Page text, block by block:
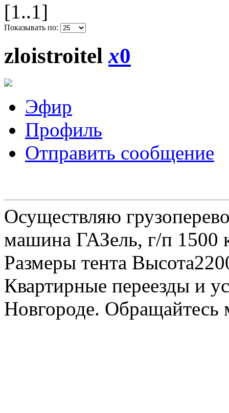
[1..1]
Показывать по:
zloistroitelx0
Эфир
Профиль
Отправить сообщение
Осуществляю
машина ГАЗель, г/п 1500
Размеры тента
Квартирные переезды и
Новгороде.